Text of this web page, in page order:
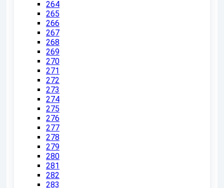
264
265
266
267
268
269
270
271
272
273
274
275
276
277
278
279
280
281
282
283